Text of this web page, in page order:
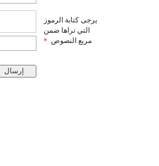
يرجى كتابة الرموز
التي تراها ضمن
مربع النصوص *